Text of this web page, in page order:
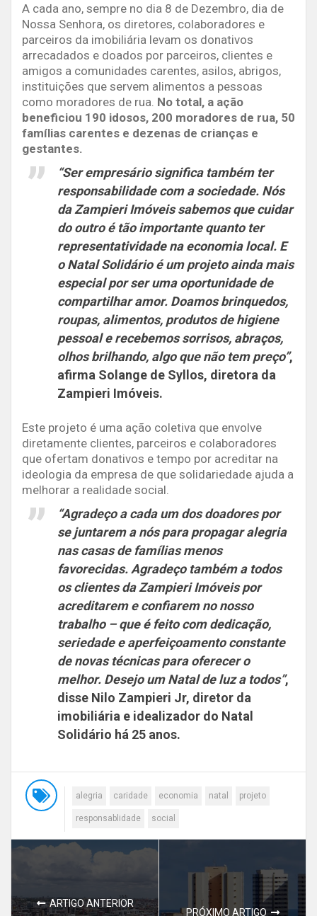
A cada ano, sempre no dia 8 de Dezembro, dia de
Nossa Senhora, os diretores, colaboradores e
parceiros da imobiliária levam os donativos
arrecadados e doados por parceiros, clientes e
amigos a comunidades carentes, asilos, abrigos,
instituições que servem alimentos a pessoas
como moradores de rua. No total, a ação
beneficiou 190 idosos, 200 moradores de rua, 50
famílias carentes e dezenas de crianças e
gestantes.
“Ser empresário significa também ter
responsabilidade com a sociedade. Nós
da Zampieri Imóveis sabemos que cuidar
do outro é tão importante quanto ter
representatividade na economia local. E
o Natal Solidário é um projeto ainda mais
especial por ser uma oportunidade de
compartilhar amor. Doamos brinquedos,
roupas, alimentos, produtos de higiene
pessoal e recebemos sorrisos, abraços,
olhos brilhando, algo que não tem preço”,
afirma Solange de Syllos, diretora da
Zampieri Imóveis.
Este projeto é uma ação coletiva que envolve
diretamente clientes, parceiros e colaboradores
que ofertam donativos e tempo por acreditar na
ideologia da empresa de que solidariedade ajuda a
melhorar a realidade social.
“Agradeço a cada um dos doadores por
se juntarem a nós para propagar alegria
nas casas de famílias menos
favorecidas. Agradeço também a todos
os clientes da Zampieri Imóveis por
acreditarem e confiarem no nosso
trabalho – que é feito com dedicação,
seriedade e aperfeiçoamento constante
de novas técnicas para oferecer o
melhor. Desejo um Natal de luz a todos”,
disse Nilo Zampieri Jr, diretor da
imobiliária e idealizador do Natal
Solidário há 25 anos.
alegria caridade economia natal projeto
responsablidade social
ARTIGO ANTERIOR
PRÓXIMO ARTIGO